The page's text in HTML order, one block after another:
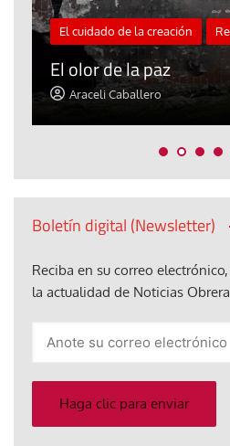
El cuidado de la creación
El olor de la paz
Araceli Caballero
Boletín digital (Newsletter)
Reciba en su correo
la actualidad de Noticias
electrónico
Haga clic para enviar